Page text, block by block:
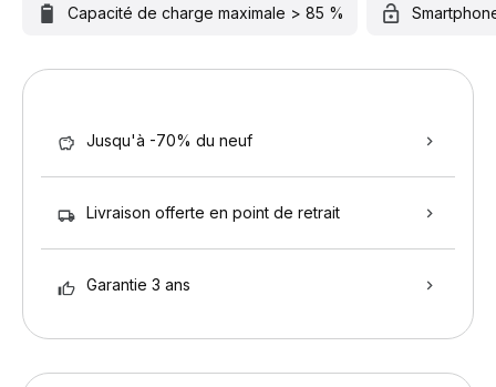
Capacité de charge maximale > 85 %
Jusqu'à -70% du neuf
Livraison offerte en point de retrait
Garantie 3 ans